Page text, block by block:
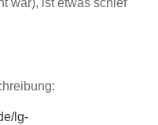
war), ist etwas schief
lg-